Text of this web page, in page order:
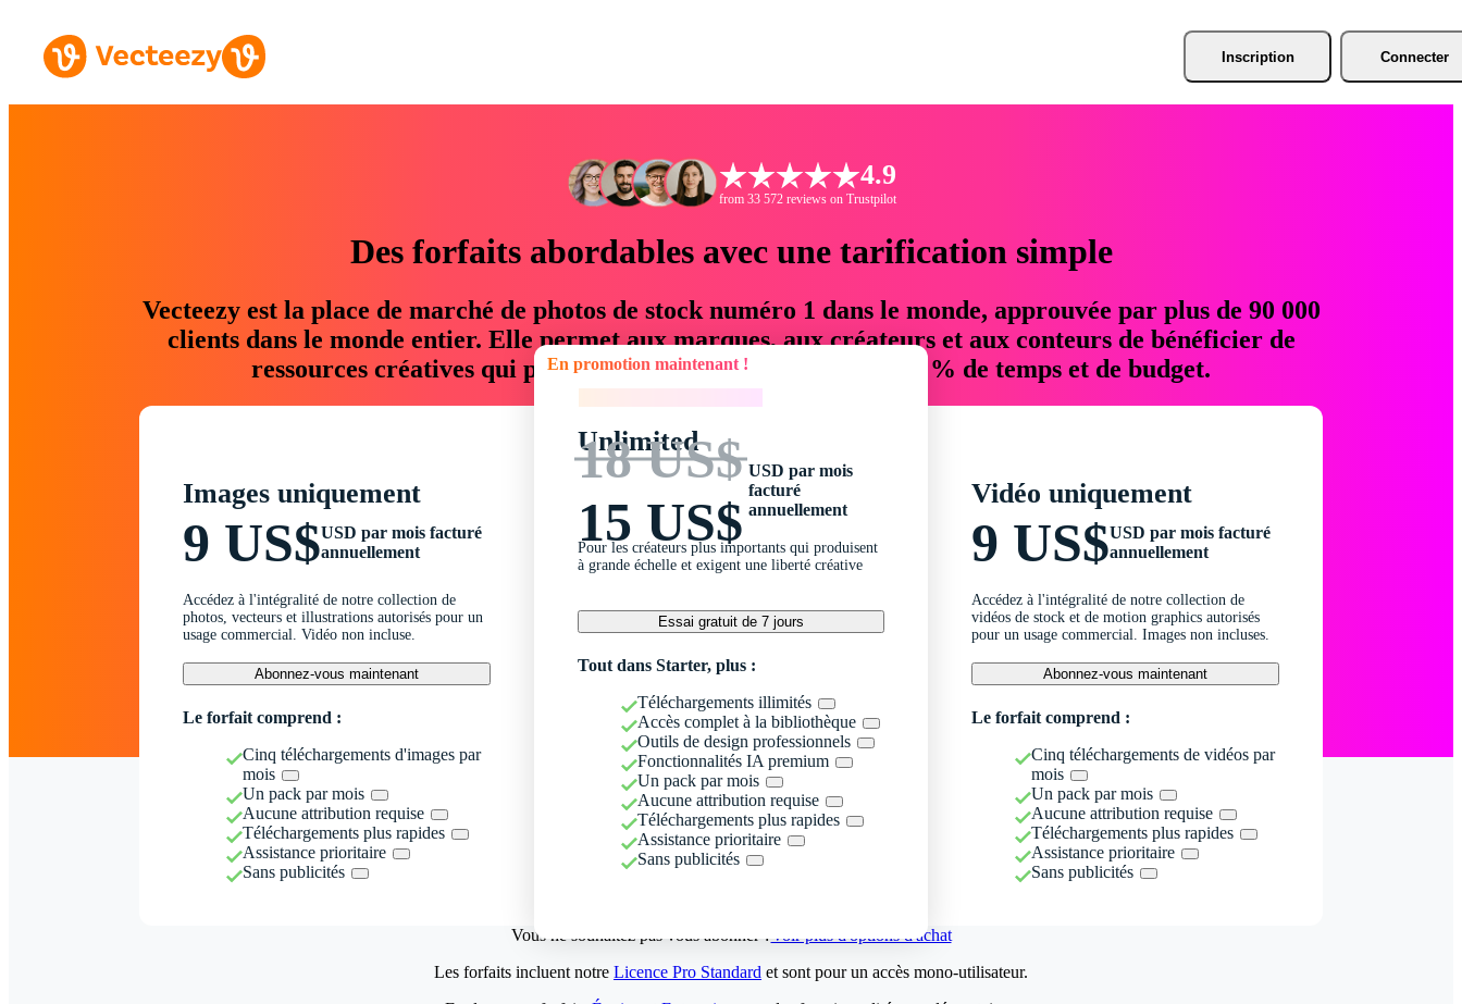
Inscription Connecter
4.9
from 33 572 reviews on Trustpilot
Des forfaits abordables avec une tarification simple
Vecteezy est la place de marché de photos de stock numéro 1 dans le monde, approuvée par plus de 90 000
clients dans le monde entier. Elle permet aux marques, aux créateurs et aux conteurs de bénéficier de
ressources créatives qui permettent d'économiser jusqu'à 76 % de temps et de budget.
Images uniquement
9 US$USD par mois facturé
annuellement
Accédez à l'intégralité de notre collection de
photos, vecteurs et illustrations autorisés pour un
usage commercial. Vidéo non incluse.
Abonnez-vous maintenant
Le forfait comprend :
Cinq téléchargements d'images par
mois
Un pack par mois
Aucune attribution requise
Téléchargements plus rapides
Assistance prioritaire
Sans publicités
En promotion maintenant !
Unlimited
18 US$
15 US$
USD par mois
facturé
annuellement
Pour les créateurs plus importants qui produisent
à grande échelle et exigent une liberté créative
Essai gratuit de 7 jours
Tout dans Starter, plus :
Téléchargements illimités
Accès complet à la bibliothèque
Outils de design professionnels
Fonctionnalités IA premium
Un pack par mois
Aucune attribution requise
Téléchargements plus rapides
Assistance prioritaire
Sans publicités
Vidéo uniquement
9 US$USD par mois facturé
annuellement
Accédez à l'intégralité de notre collection de
vidéos de stock et de motion graphics autorisés
pour un usage commercial. Images non incluses.
Abonnez-vous maintenant
Le forfait comprend :
Cinq téléchargements de vidéos par
mois
Un pack par mois
Aucune attribution requise
Téléchargements plus rapides
Assistance prioritaire
Sans publicités
Vous ne souhaitez pas vous abonner ?Voir plus d'options d'achat
Les forfaits incluent notre Licence Pro Standard et sont pour un accès mono-utilisateur.